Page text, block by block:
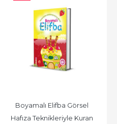
Boyamalı Elifba Görsel
Hafıza Teknikleriyle Kuran